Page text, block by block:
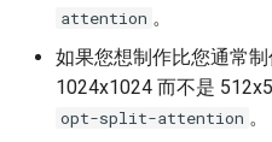
attention 。
如果您想制作比您通常
1024x1024 而不是
opt-split-attention 。